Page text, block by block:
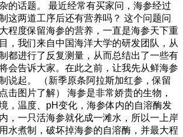
的话题。 最近经常有买家问，海参经过
这两道工序后还有营养吗？ 这个问题问
程度保留海参的营养，一直是海参天下重
，我们来自中国海洋大学的研发团队，从
都进行了反复测量，从而总结出了一些有
会告诉大家。在此之前，让我先从鲜海参
说起。 （新季原条阿拉斯加红参，保留
击图片了解） 海参是非常娇贵的生物，
，温度、pH变化，海参体内的自溶酶发
，一只活海参就化成一滩水，所以一上岸
水煮制，破坏掉海参的自溶酶，并最大程